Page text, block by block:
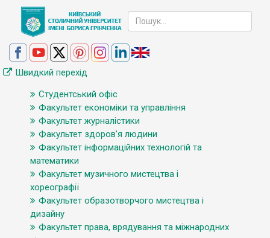
Швидкий перехід
Студентський офіс
Факультет економіки та управління
Факультет журналістики
Факультет здоров’я людини
Факультет інформаційних технологій та
математики
Факультет музичного мистецтва і
хореографії
Факультет образотворчого мистецтва і
дизайну
Факультет права, врядування та міжнародних